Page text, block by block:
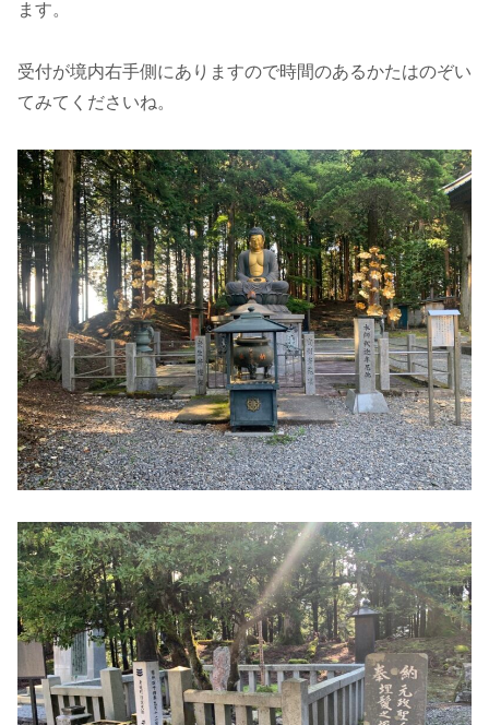
ます。
受付が境内右手側にありますので時間のあるかたはのぞい
てみてくださいね。